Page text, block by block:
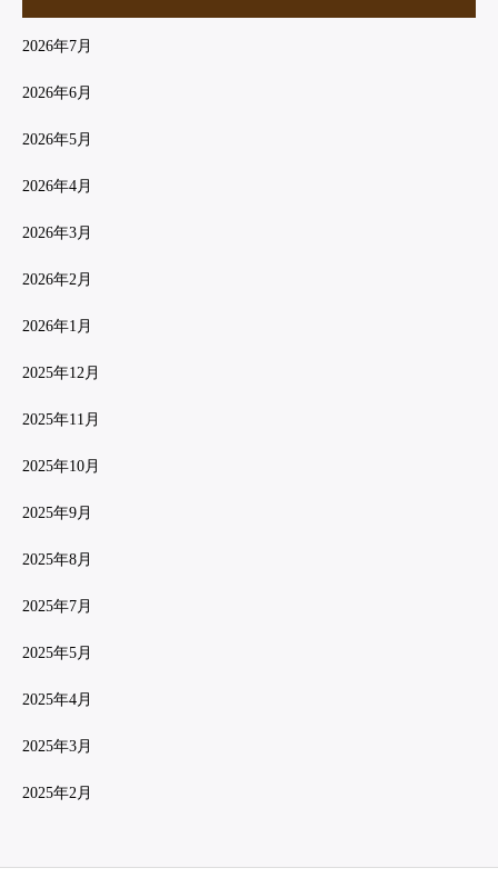
2026年7月
2026年6月
2026年5月
2026年4月
2026年3月
2026年2月
2026年1月
2025年12月
2025年11月
2025年10月
2025年9月
2025年8月
2025年7月
2025年5月
2025年4月
2025年3月
2025年2月